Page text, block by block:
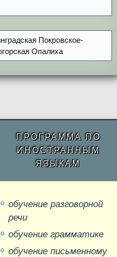
Покровское-
Опалиха
ПРОГРАММА ПО
ИНОСТРАННЫМ
ЯЗЫКАМ
обучение разговорной
речи
обучение грамматике
обучение письменному